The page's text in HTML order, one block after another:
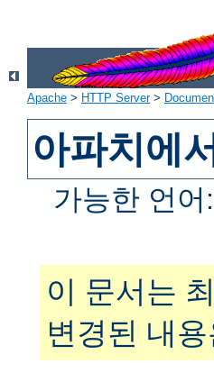
Apache > HTTP Server>
아파치에
가능한 언어:
이 문서는
변경된 내